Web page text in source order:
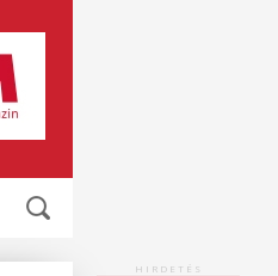
HIRDETÉS